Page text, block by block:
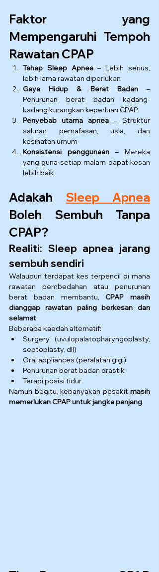
Faktor yang
Mempengaruhi Tempoh
Rawatan CPAP
Tahap Sleep Apnea – Lebih serius,
lebih lama rawatan diperlukan
Gaya Hidup & Berat Badan –
Penurunan berat badan kadang-
kadang kurangkan keperluan CPAP
Penyebab utama apnea – Struktur
saluran pernafasan, usia, dan
kesihatan umum
Konsistensi penggunaan – Mereka
yang guna setiap malam dapat kesan
lebih baik
Adakah Sleep Apnea
Boleh Sembuh Tanpa
CPAP?
Realiti: Sleep apnea jarang
sembuh sendiri
Walaupun terdapat kes terpencil di mana
rawatan pembedahan atau penurunan
berat badan membantu, CPAP masih
dianggap rawatan paling berkesan dan
selamat.
Beberapa kaedah alternatif:
Surgery (uvulopalatopharyngoplasty,
septoplasty, dll)
Oral appliances (peralatan gigi)
Penurunan berat badan drastik
Terapi posisi tidur
Namun begitu, kebanyakan pesakit masih
memerlukan CPAP untuk jangka panjang.